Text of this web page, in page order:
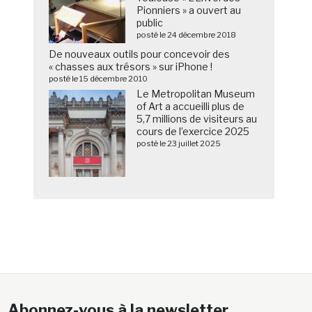
Pionniers » a ouvert au
public
posté le 24 décembre 2018
De nouveaux outils pour concevoir des
« chasses aux trésors » sur iPhone !
posté le 15 décembre 2010
Le Metropolitan Museum
of Art a accueilli plus de
5,7 millions de visiteurs au
cours de l’exercice 2025
posté le 23 juillet 2025